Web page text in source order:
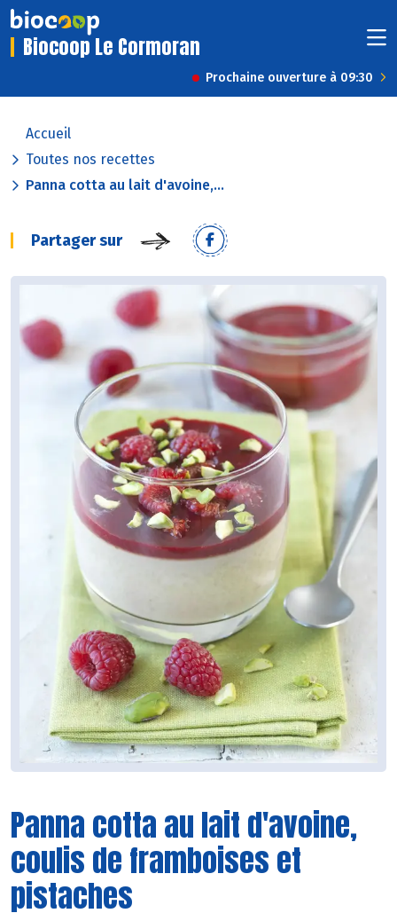
Biocoop Le Cormoran
Prochaine ouverture à 09:30
Accueil
Toutes nos recettes
Panna cotta au lait d'avoine,...
Partager sur
Panna cotta au lait d'avoine,
coulis de framboises et
pistaches